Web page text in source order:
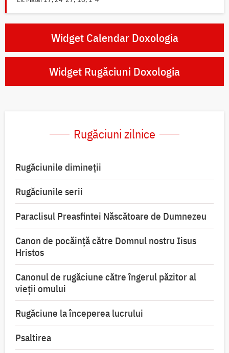
Widget Calendar Doxologia
Widget Rugăciuni Doxologia
Rugăciuni zilnice
Rugăciunile dimineții
Rugăciunile serii
Paraclisul Preasfintei Născătoare de Dumnezeu
Canon de pocăință către Domnul nostru Iisus
Hristos
Canonul de rugăciune către îngerul păzitor al
vieții omului
Rugăciune la începerea lucrului
Psaltirea